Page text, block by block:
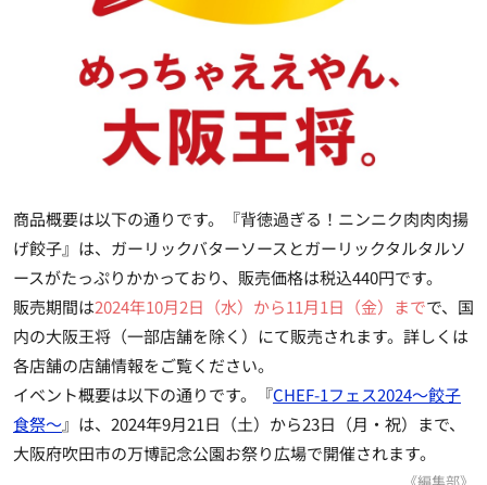
商品概要は以下の通りです。『背徳過ぎる！ニンニク肉肉肉揚
げ餃子』は、ガーリックバターソースとガーリックタルタルソ
ースがたっぷりかかっており、 販売価格は税込440円です。
販売期間は2024年10月2日（水）から11月1日（金）までで、国
内の大阪王将（一部店舗を除く）にて販売されます。詳しくは
各店舗の店舗情報をご覧ください。
イベント概要は以下の通りです。『CHEF-1フェス2024～餃子
食祭～』は、2024年9月21日（土）から23日（月・祝）まで、
大阪府吹田市の万博記念公園お祭り広場で開催されます。